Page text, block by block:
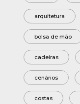
arquitetura
bolsa de mão
cadeiras
cenários
costas